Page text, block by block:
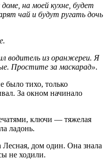
на моей кухне, будет
чай и будут ругать дочь
водитель из оранжереи. Я
Простите за маскарад».
было тихо, только
За окном начинало
ключи — тяжелая
ладонь.
дом один. Она знала
не ходили.